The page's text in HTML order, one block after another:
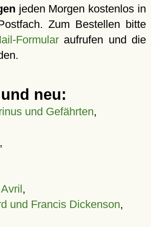
jeden Morgen kostenlos in
Zum Bestellen bitte
Formular aufrufen und die
neu:
und Gefährten,
,
und Francis Dickenson,